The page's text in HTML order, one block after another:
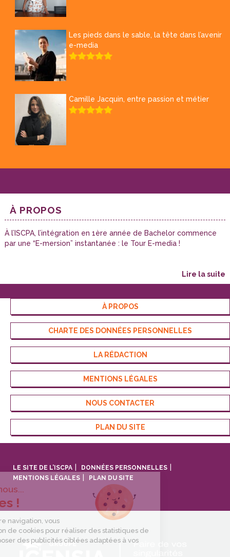
Les pieds dans le sable, la tête dans l’avenir
e-media
Camille Jacquin, entre passion et métier
À PROPOS
À l’ISCPA, l’intégration en 1ère année de Bachelor commence
par une “E-mersion” instantanée : le Tour E-media !
lire la suite
À PROPOS
CHARTE DES DONNÉES PERSONNELLES
LA RÉDACTION
MENTIONS LÉGALES
NOUS CONTACTER
PLAN DU SITE
LE SITE DE L’ISCPA
DONNÉES PERSONNELLES
MENTIONS LÉGALES
PLAN DU SITE
Bonjour c'est nous...
les Cookies !
En poursuivant votre navigation, vous
acceptez l’utilisation de cookies pour réaliser des statistiques de
visites et vous proposer des publicités ciblées adaptées à vos